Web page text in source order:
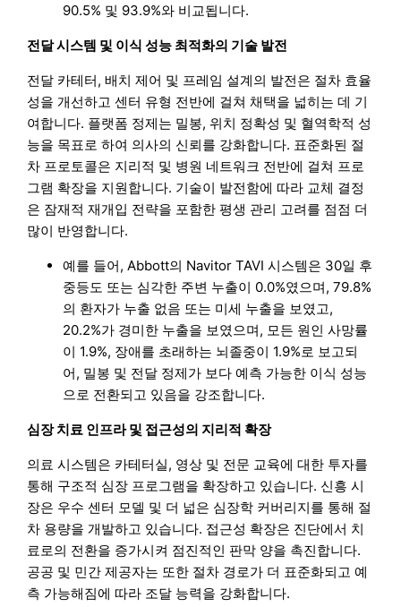
90.5% 및 93.9%와 비교됩니다.
전달 시스템 및 이식 성능 최적화의 기술 발전
전달 카테터, 배치 제어 및 프레임 설계의 발전은 절차 효율
성을 개선하고 센터 유형 전반에 걸쳐 채택을 넓히는 데 기
여합니다. 플랫폼 정제는 밀봉, 위치 정확성 및 혈역학적 성
능을 목표로 하여 의사의 신뢰를 강화합니다. 표준화된 절
차 프로토콜은 지리적 및 병원 네트워크 전반에 걸쳐 프로
그램 확장을 지원합니다. 기술이 발전함에 따라 교체 결정
은 잠재적 재개입 전략을 포함한 평생 관리 고려를 점점 더
많이 반영합니다.
예를 들어, Abbott의 Navitor TAVI 시스템은 30일 후
중등도 또는 심각한 주변 누출이 0.0%였으며, 79.8%
의 환자가 누출 없음 또는 미세 누출을 보였고,
20.2%가 경미한 누출을 보였으며, 모든 원인 사망률
이 1.9%, 장애를 초래하는 뇌졸중이 1.9%로 보고되
어, 밀봉 및 전달 정제가 보다 예측 가능한 이식 성능
으로 전환되고 있음을 강조합니다.
심장 치료 인프라 및 접근성의 지리적 확장
의료 시스템은 카테터실, 영상 및 전문 교육에 대한 투자를
통해 구조적 심장 프로그램을 확장하고 있습니다. 신흥 시
장은 우수 센터 모델 및 더 넓은 심장학 커버리지를 통해 절
차 용량을 개발하고 있습니다. 접근성 확장은 진단에서 치
료로의 전환을 증가시켜 점진적인 판막 양을 촉진합니다.
공공 및 민간 제공자는 또한 절차 경로가 더 표준화되고 예
측 가능해짐에 따라 조달 능력을 강화합니다.